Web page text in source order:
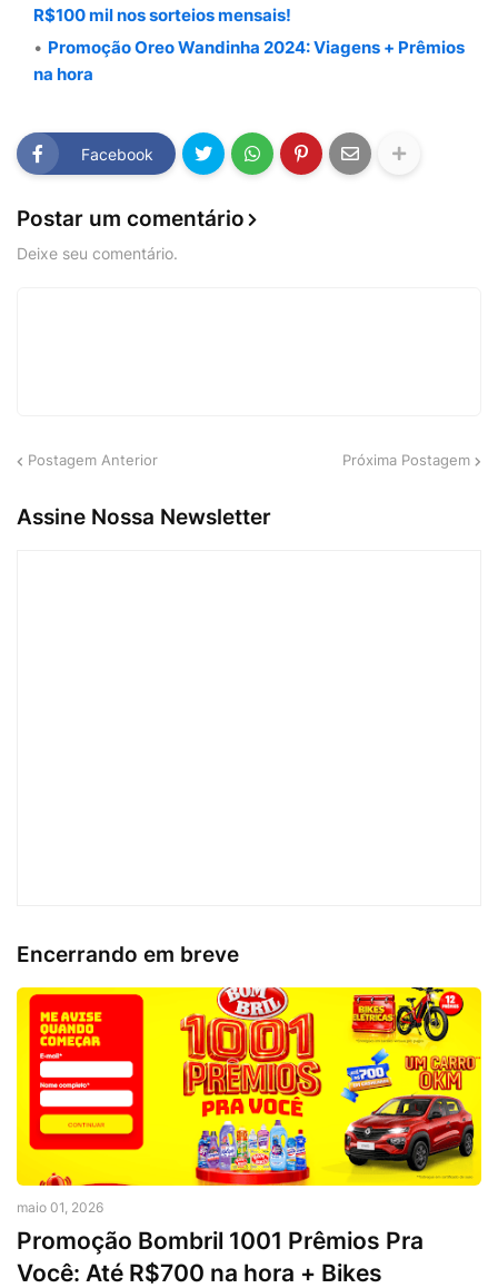
R$100 mil nos sorteios mensais!
Promoção Oreo Wandinha 2024: Viagens + Prêmios
na hora
Facebook
Postar um comentário
Deixe seu comentário.
Postagem Anterior Próxima Postagem
Assine Nossa Newsletter
Encerrando em breve
maio 01, 2026
Promoção Bombril 1001 Prêmios Pra
Você: Até R$700 na hora + Bikes